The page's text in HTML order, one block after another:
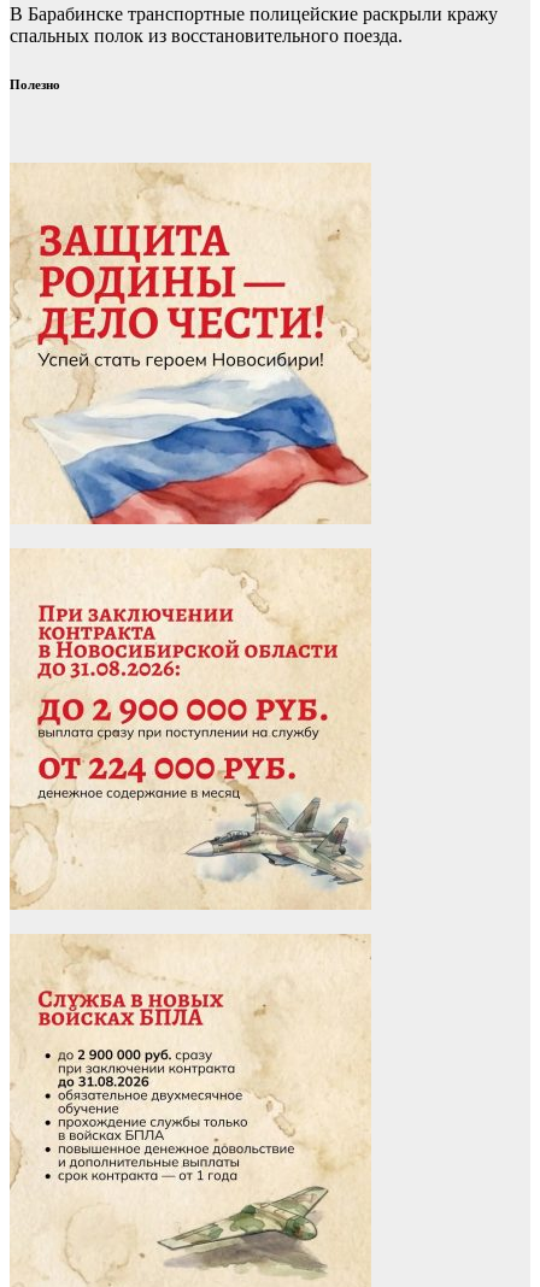
В Барабинске транспортные полицейские раскрыли кражу
спальных полок из восстановительного поезда.
Полезно